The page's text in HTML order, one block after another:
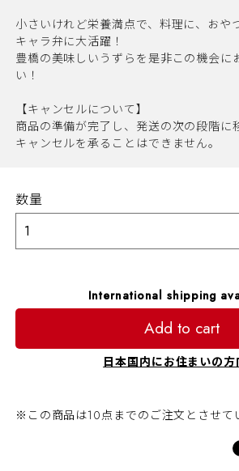
小さいけれど栄養満点で、料理に、おや
キャラ弁に大活躍！
豊橋の美味しいうずらを是非この機会に
い！
【キャンセルについて】
商品の準備が完了し、発送の次の段階に
キャンセルを承ることはできません。
数量
International shipping
Add to cart
日本国内にお住まいの方
※この商品は10点までのご注文とさせて